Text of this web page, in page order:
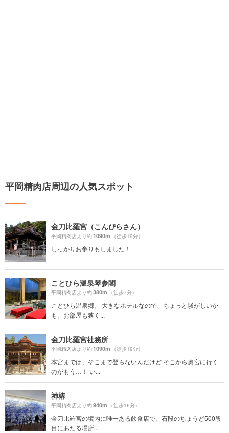
平岡精肉店周辺の人気スポット
金刀比羅宮（こんぴらさん）
平岡精肉店より約1090m （徒歩19分）
しっかりお参りもしました！
ことひら温泉琴参閣
平岡精肉店より約380m （徒歩7分）
ことひら温泉郷。 大きなホテルなので、ちょっと騒がしいか
も。お部屋も狭く...
金刀比羅宮社務所
平岡精肉店より約1090m （徒歩19分）
本宮までは、そこまで登らないんだけど そこから奥宮に行く
のがもう…！ い...
神椿
平岡精肉店より約940m （徒歩16分）
金刀比羅宮の境内に唯一ある飲食店で、石段のちょうど500段
目にあたる場所...